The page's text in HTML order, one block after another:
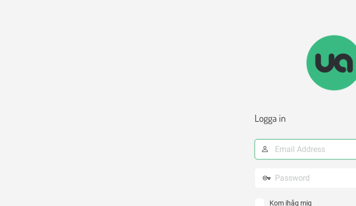
Logga in
E-
postadress
Kom ihåg mig